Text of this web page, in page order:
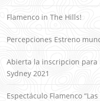
Flamenco in The Hills!
Percepciones Estreno
Abierta la inscripcion para
Sydney 2021
Espectáculo Flamenco